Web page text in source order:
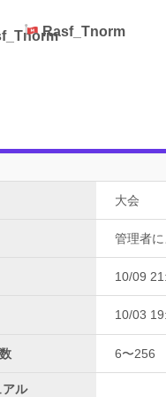
Rasf_Tnorm
大会
管理者
10/09
10/03
6〜256
アル